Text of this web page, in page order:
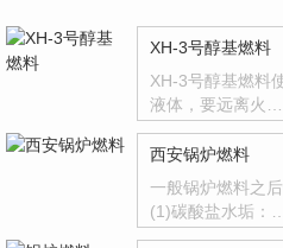
XH-3号醇基燃料
XH-3号醇基燃料
液体，要远离火…
西安锅炉燃料
一般锅炉燃料之
(1)碳酸盐水垢：…